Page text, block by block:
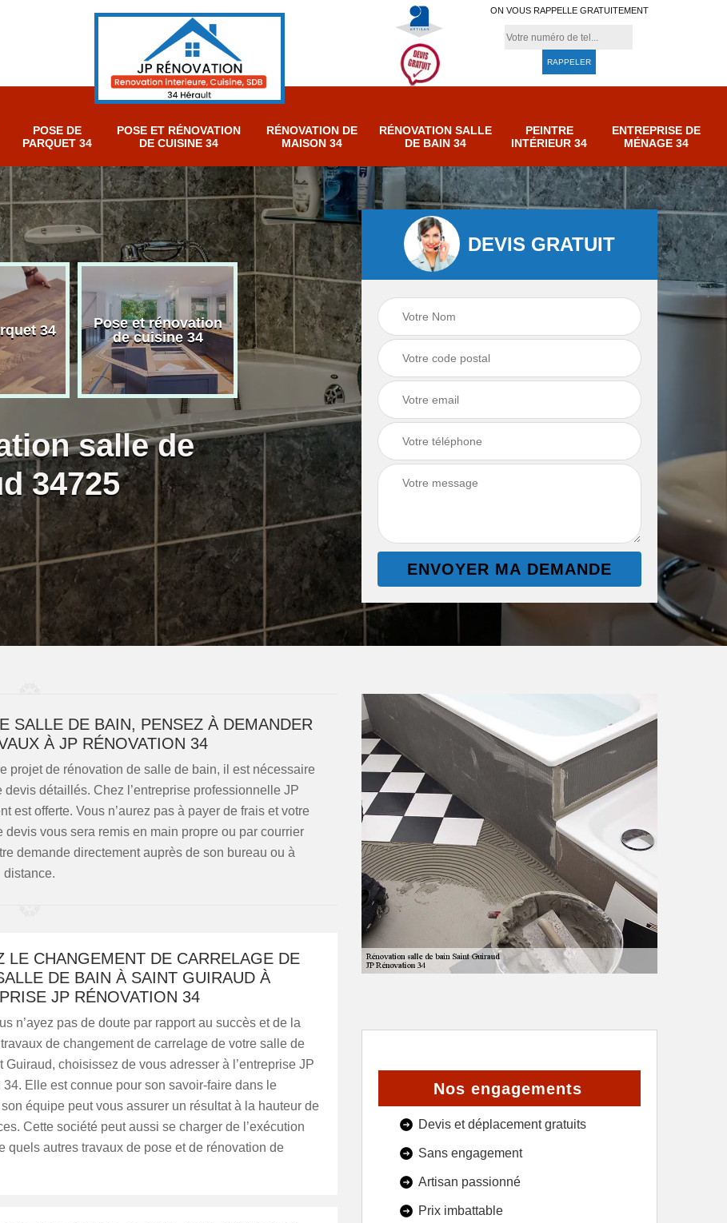
ON VOUS RAPPELLE GRATUITEMENT
POSE DE
PARQUET 34
POSE ET RÉNOVATION
DE CUISINE 34
RÉNOVATION DE
MAISON 34
RÉNOVATION SALLE
DE BAIN 34
PEINTRE
INTÉRIEUR 34
ENTREPRISE DE
MÉNAGE 34
34
Pose et rénovation
de cuisine 34
Rénovation salle de
bain 34
Entreprise de
ménage 34
salle de
34725
DEVIS GRATUIT
SALLE DE BAIN, PENSEZ À DEMANDER
À JP RÉNOVATION 34
projet de rénovation de salle de bain, il est nécessaire
détaillés. Chez l’entreprise professionnelle JP
est offerte. Vous n’aurez pas à payer de frais et votre
vous sera remis en main propre ou par courrier
demande directement auprès de son bureau ou à
distance.
LE CHANGEMENT DE CARRELAGE DE
DE BAIN À SAINT GUIRAUD À
JP RÉNOVATION 34
n’ayez pas de doute par rapport au succès et de la
de changement de carrelage de votre salle de
Guiraud, choisissez de vous adresser à l’entreprise JP
34. Elle est connue pour son savoir-faire dans le
équipe peut vous assurer un résultat à la hauteur de
Cette société peut aussi se charger de l’exécution
quels autres travaux de pose et de rénovation de
Nos engagements
Devis et déplacement gratuits
Sans engagement
Artisan passionné
Prix imbattable